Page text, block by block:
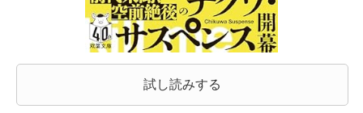
試し読みする